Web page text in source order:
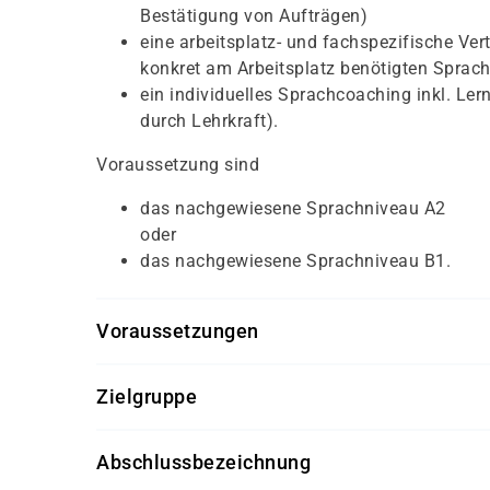
Bestätigung von Aufträgen)
eine arbeitsplatz- und fachspezifische
konkret am Arbeitsplatz benötigten
ein individuelles Sprachcoaching inkl.
durch Lehrkraft).
Voraussetzung sind
das nachgewiesene Sprachniveau A2
oder
das nachgewiesene Sprachniveau B1.
Voraussetzungen
Zugangsvoraussetzungen:
dem Niveau B1 Niveau des
Zielgruppe
Sie dienen dem fortgeschrittenen
Abschlussbezeichnung